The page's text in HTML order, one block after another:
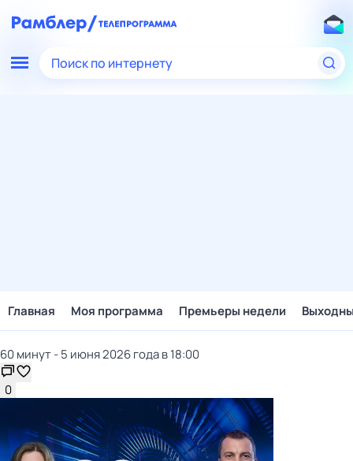
Поиск по интернету
Главная Моя программа Премьеры недели
60 минут - 5 июня 2026 года в 18:00
0